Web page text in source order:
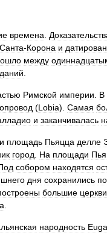
времена
Санта-Корона и
между
Римской империи В
(Lobia). Самая
и заканчивалась
и площадь Пьяцца делле
город На площади
собором находятся
дня сохранились
большие
народность